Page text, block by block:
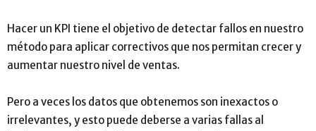
Hacer un KPI tiene el objetivo de detectar fallos en nuestro
método para aplicar correctivos que nos permitan crecer y
aumentar nuestro nivel de ventas.
Pero a veces los datos que obtenemos son inexactos o
irrelevantes, y esto puede deberse a varias fallas al